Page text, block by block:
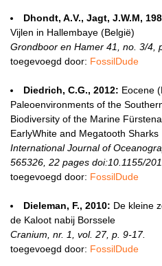
Dhondt, A.V., Jagt, J.W.M,
Vijlen in Hallembaye (België)
Grondboor en Hamer 41, no. 3/4,
toegevoegd door: FossilDude
Diedrich, C.G., 2012: Eocene
Paleoenvironments of the
Biodiversity of the Marine
EarlyWhite and Megatooth Sharks
International Journal of
565326, 22 pages doi:10.1155/
toegevoegd door: FossilDude
Dieleman, F., 2010: De kleine
de Kaloot nabij Borssele
Cranium, nr. 1, vol. 27, p. 9-17.
toegevoegd door: FossilDude